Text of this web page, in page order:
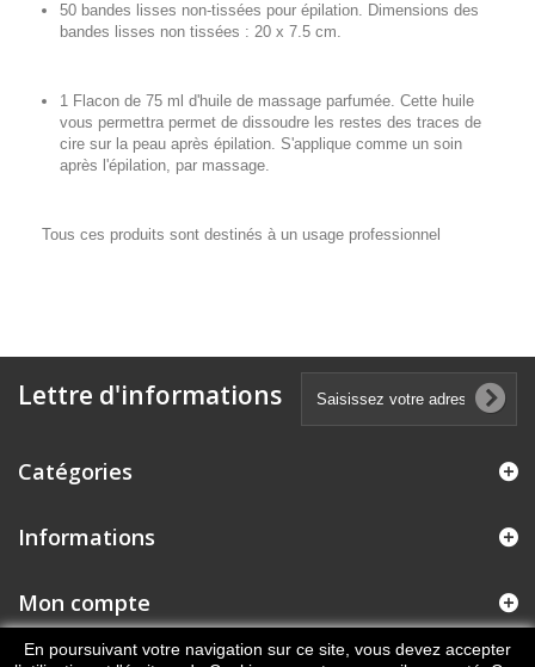
50 bandes lisses non-tissées pour épilation. Dimensions des
bandes lisses non tissées : 20 x 7.5 cm.
1 Flacon de 75 ml d'huile de massage parfumée. Cette huile
vous permettra permet de dissoudre les restes des traces de
cire sur la peau après épilation. S'applique comme un soin
après l'épilation, par massage.
Tous ces produits sont destinés à un usage professionnel
Lettre d'informations
Catégories
Informations
Mon compte
En poursuivant votre navigation sur ce site, vous devez accepter